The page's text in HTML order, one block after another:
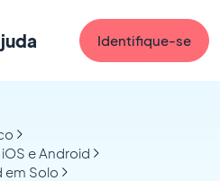
Identifique-se
e Android
em Solo